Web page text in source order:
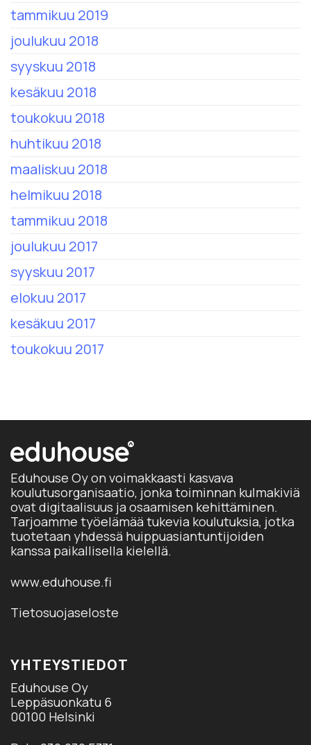
tammikuu 2019
joulukuu 2018
syyskuu 2018
kesäkuu 2018
toukokuu 2018
huhtikuu 2018
maaliskuu 2018
helmikuu 2018
tammikuu 2018
joulukuu 2017
syyskuu 2017
elokuu 2017
kesäkuu 2017
toukokuu 2017
Eduhouse Oy on voimakkaasti kasvava
koulutusorganisaatio, jonka toiminnan kulmakiviä
ovat digitaalisuus ja osaamisen kehittäminen.
Tarjoamme työelämää tukevia koulutuksia, jotka
tuotetaan yhdessä huippuasiantuntijoiden
kanssa paikallisella kielellä.
www.eduhouse.fi
Tietosuojaseloste
YHTEYSTIEDOT
Eduhouse Oy
Leppäsuonkatu 6
00100 Helsinki